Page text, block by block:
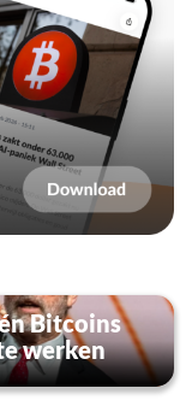
Bitcoins
werken